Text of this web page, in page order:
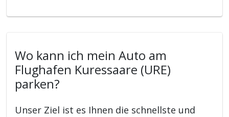
Wo kann ich mein Auto am
Flughafen Kuressaare (URE)
parken?
Unser Ziel ist es Ihnen die schnellste und